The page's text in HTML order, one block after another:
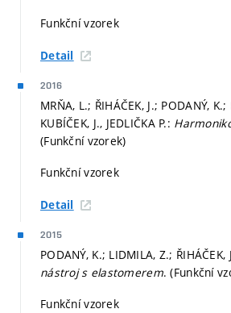
Funkční vzorek
Detail
2016
MRŇA, L.; ŘIHÁČEK, J.; PODANÝ, K.;
KUBÍČEK, J., JEDLIČKA P.:
(Funkční vzorek)
Funkční vzorek
Detail
2015
PODANÝ, K.; LIDMILA, Z.; ŘIHÁČEK,
nástroj s elastomerem. (Funkční
Funkční vzorek